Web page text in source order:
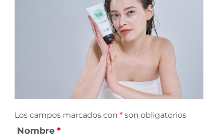
Los campos marcados con * son obligatorios
Nombre *